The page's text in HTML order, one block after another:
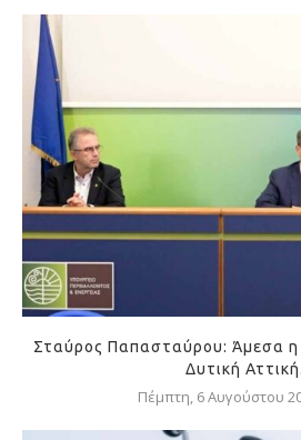
Σταύρος Παπασταύρου: Άμεσα
Δυτική
Πέμπτη, 6 Αυγούστου